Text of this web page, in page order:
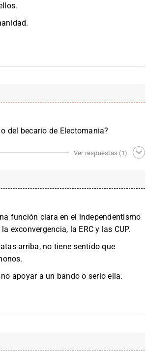
del becario de Electomania?
Ver respuestas (1)
función clara en el independentismo
exconvergencia, la ERC y las CUP.
arriba, no tiene sentido que
apoyar a un bando o serlo ella.